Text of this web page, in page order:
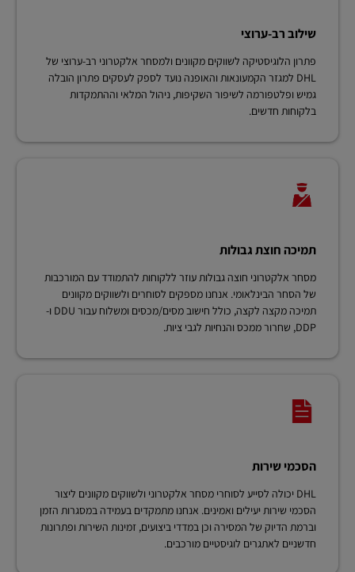
שילוב רב-ערוצי
פתרון הלוגיסטיקה לשווקים מקוונים ולמסחר אלקטרוני רב-ערוצי של
DHL למגזר הקמעונאות והאופנה נועד לספק לעסקים פתרון הובלה
גמיש ופלטפורמה לשיפור השקיפות, ניהול המלאי וההתמקדות
בלקוחות חדשים.
תמיכה חוצת גבולות
מסחר אלקטרוני חוצה גבולות עוזר ללקוחות להתמודד עם המורכבות
של הסחר הבינלאומי. אנחנו מספקים לסוחרים ולשווקים מקוונים
תמיכה מקצה לקצה, כולל חישוב מסים/מכסים ומשלוח עבור DDU ו-
DDP, שחרור ממכס והנחיות לגבי ציות.
הסכמי שירות
DHL יכולה לסייע לסוחרי מסחר אלקטרוני ולשווקים מקוונים ליצור
הסכמי שירות יעילים ואמינים. אנחנו מתמקדים בעמידה במסגרות הזמן
וברמת הדיוק של המסירה וכן במדדי ביצועים, זמינות השירות ופתרונות
חדשניים לאתגרים לוגיסטיים מורכבים.